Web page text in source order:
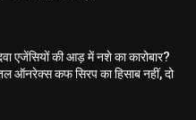
एजेंसियों की आड़ में नशे का कारोबार?
ऑनरेक्स कफ सिरप का हिसाब नहीं, दो